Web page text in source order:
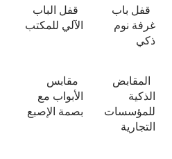
قفل باب
غرفة نوم
ذكي
قفل الباب
الآلي للمكتب
المقابض
الذكية
للمؤسسات
التجارية
مقابس
الأبواب مع
بصمة الإصبع